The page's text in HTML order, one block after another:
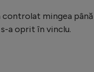
controlat mingea până
a oprit în vinclu.